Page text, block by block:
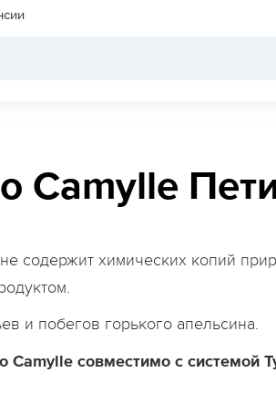
Camylle
содержит химических копий
и побегов горького апельсина.
Camylle совместимо с системой